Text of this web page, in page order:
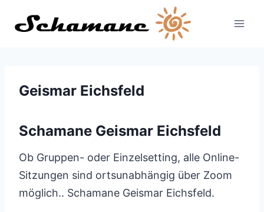
Inhalt
Geismar Eichsfeld
Schamane Geismar Eichsfeld
Ob Gruppen- oder Einzelsetting, alle Online-
Sitzungen sind ortsunabhängig über Zoom
möglich.. Schamane Geismar Eichsfeld.